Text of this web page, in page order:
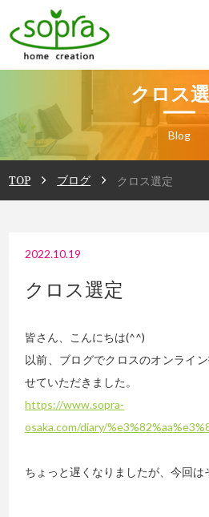
クロス
Blog
TOP ブログ クロス選定
2022.10.19
クロス選定
皆さん、こんにちは(^^)
以前、ブログでクロスのオンライ
せていただきました。
https://www.sopra-
osaka.com/diary/
ちょっと遅くなりましたが、今回は